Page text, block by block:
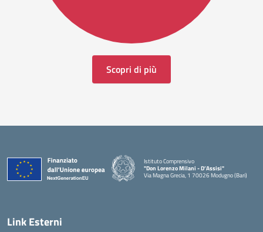
Scopri di più
Istituto Comprensivo
"Don Lorenzo Milani - D’Assisi"
Via Magna Grecia, 1 70026 Modugno (Bari)
— Visita la pagina iniziale della scuola
Link Esterni